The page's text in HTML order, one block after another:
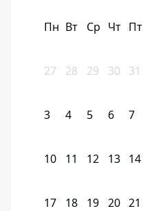
Пн Вт Ср Чт Пт
27 28 29 30 31
3 4 5 6 7
10 11 12 13 14
17 18 19 20 21